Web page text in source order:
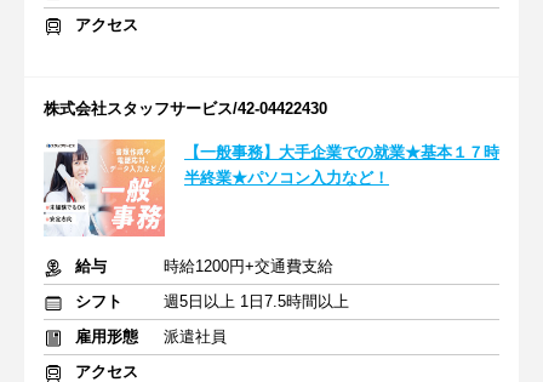
アクセス
株式会社スタッフサービス/42-04422430
【一般事務】大手企業での就業★基本１７時
半終業★パソコン入力など！
給与
時給1200円+交通費支給
シフト
週5日以上 1日7.5時間以上
雇用形態
派遣社員
アクセス